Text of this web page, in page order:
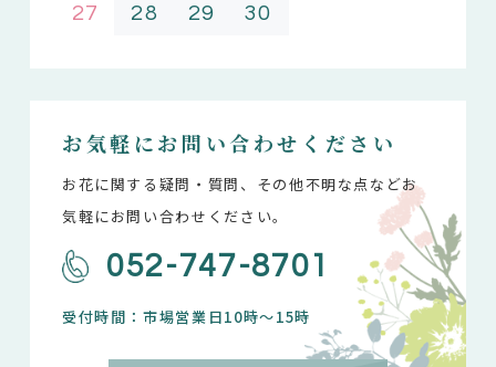
27 28 29 30
お気軽にお問い合わせください
お花に関する疑問・質問、その他不明な点などお
気軽にお問い合わせください。
052-747-8701
受付時間：市場営業日10時～15時